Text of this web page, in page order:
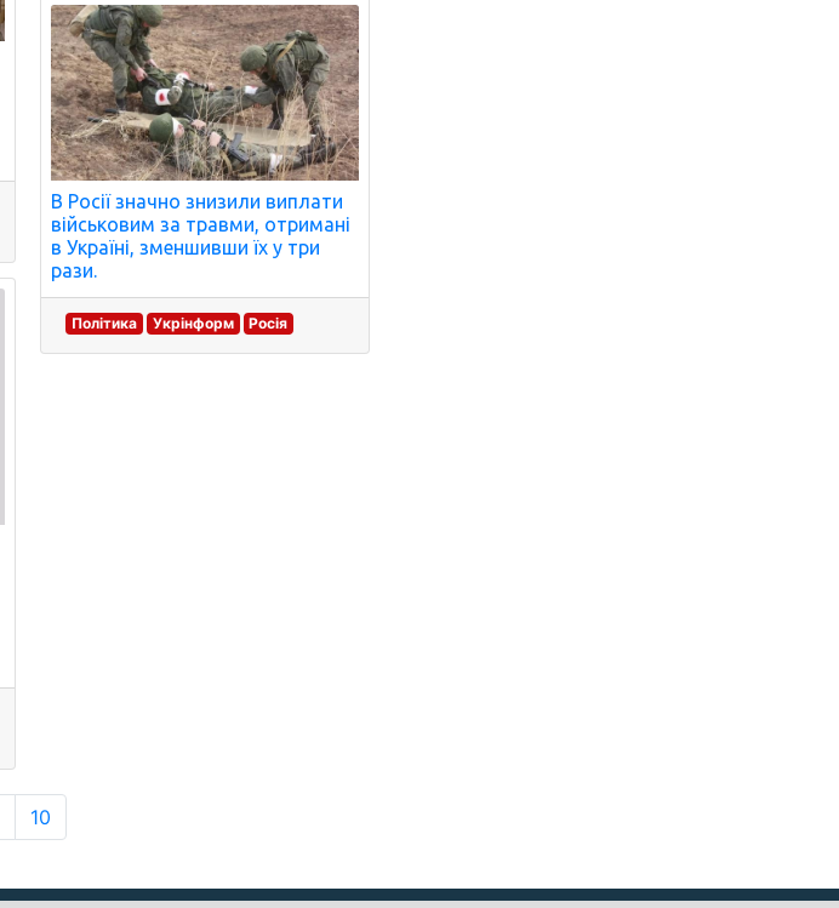
В Росії значно знизили виплати
військовим за травми, отримані
в Україні, зменшивши їх у три
рази.
Політика Укрінформ Росія
10